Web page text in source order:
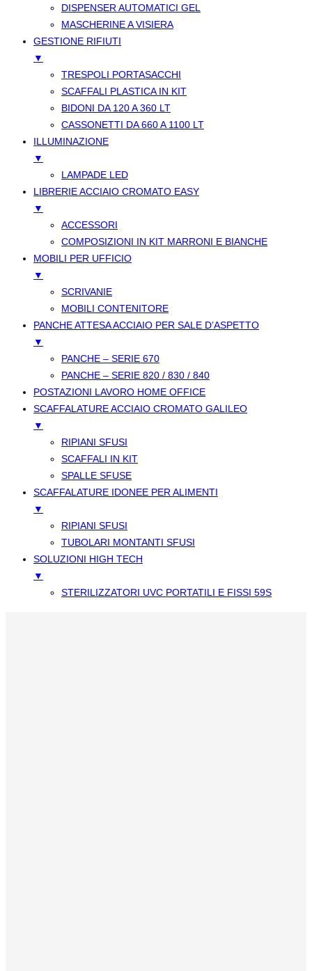
DISPENSER AUTOMATICI GEL
MASCHERINE A VISIERA
GESTIONE RIFIUTI
▼
TRESPOLI PORTASACCHI
SCAFFALI PLASTICA IN KIT
BIDONI DA 120 A 360 LT
CASSONETTI DA 660 A 1100 LT
ILLUMINAZIONE
▼
LAMPADE LED
LIBRERIE ACCIAIO CROMATO EASY
▼
ACCESSORI
COMPOSIZIONI IN KIT MARRONI E BIANCHE
MOBILI PER UFFICIO
▼
SCRIVANIE
MOBILI CONTENITORE
PANCHE ATTESA ACCIAIO PER SALE D’ASPETTO
▼
PANCHE – SERIE 670
PANCHE – SERIE 820 / 830 / 840
POSTAZIONI LAVORO HOME OFFICE
SCAFFALATURE ACCIAIO CROMATO GALILEO
▼
RIPIANI SFUSI
SCAFFALI IN KIT
SPALLE SFUSE
SCAFFALATURE IDONEE PER ALIMENTI
▼
RIPIANI SFUSI
TUBOLARI MONTANTI SFUSI
SOLUZIONI HIGH TECH
▼
STERILIZZATORI UVC PORTATILI E FISSI 59S